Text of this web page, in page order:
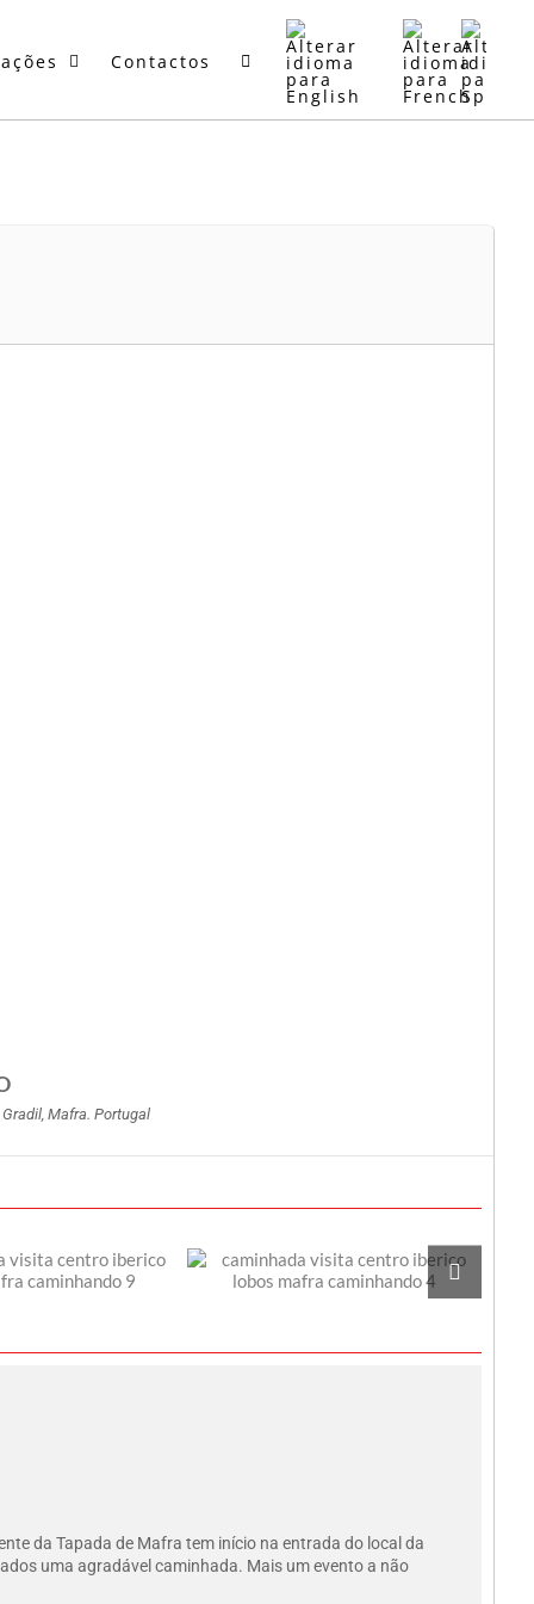
Contactos
Mafra. Portugal
da Tapada de Mafra tem início na entrada do local da
uma agradável caminhada. Mais um evento a não